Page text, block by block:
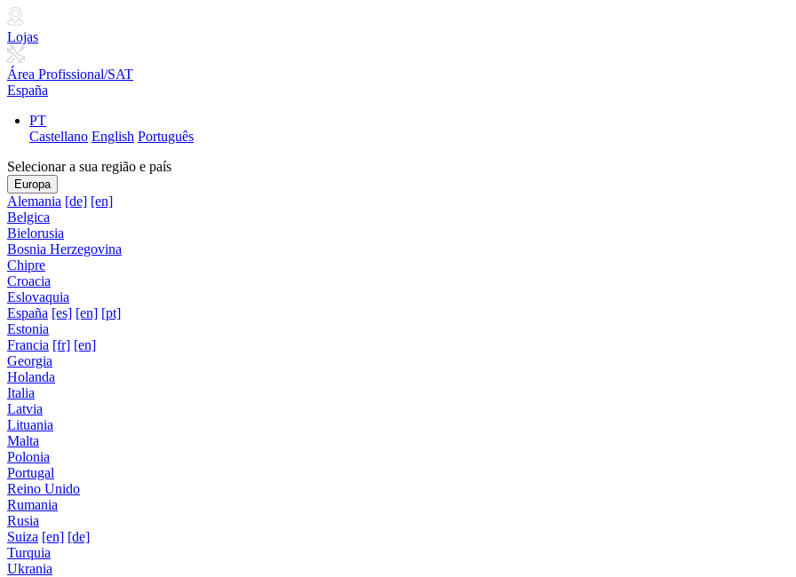
Lojas
Área Profissional/SAT
España
PT
Castellano English Português
Selecionar a sua região e país
Europa
Alemania [de] [en]
Belgica
Bielorusia
Bosnia Herzegovina
Chipre
Croacia
Eslovaquia
España [es] [en] [pt]
Estonia
Francia [fr] [en]
Georgia
Holanda
Italia
Latvia
Lituania
Malta
Polonia
Portugal
Reino Unido
Rumania
Rusia
Suiza [en] [de]
Turquia
Ukrania